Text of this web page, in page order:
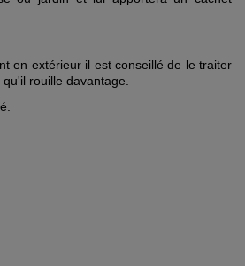
en extérieur il est conseillé de le traiter
rouille davantage.